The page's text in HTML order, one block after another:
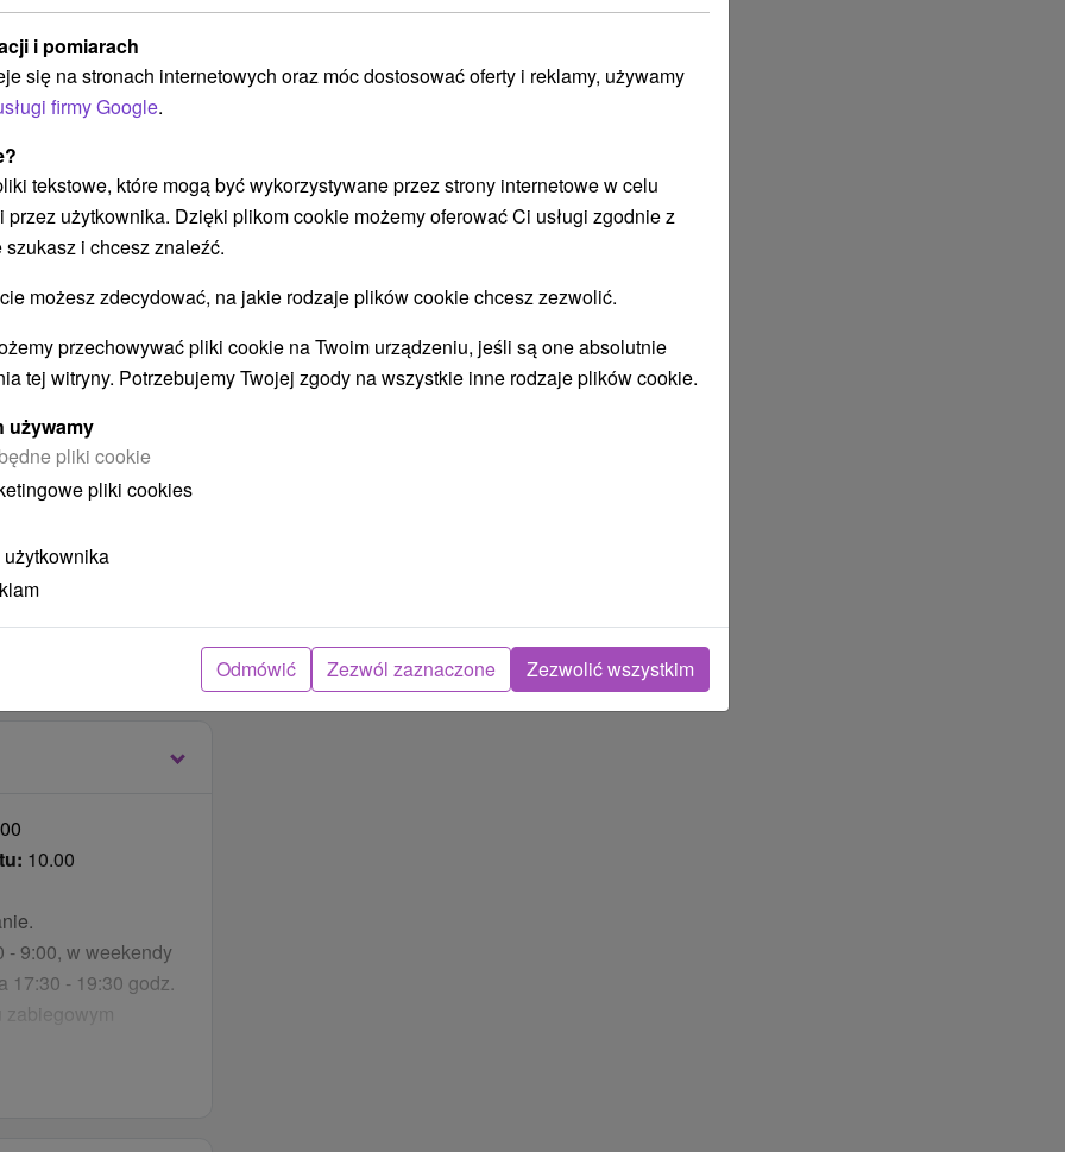
z zabiegami,
do Caracalla Spa
umysłu.
416,54
w rzymskich
i wstępem
wyżywienie, 1
10.00
- 9:00, w weekendy
17:30 - 19:30 godz.
i pomiarach
się na stronach internetowych oraz móc dostosować oferty i reklamy, używamy
firmy Google.
tekstowe, które mogą być wykorzystywane przez strony internetowe w celu
przez użytkownika. Dzięki plikom cookie możemy oferować Ci usługi zgodnie z
i chcesz znaleźć.
możesz zdecydować, na jakie rodzaje plików cookie chcesz zezwolić.
przechowywać pliki cookie na Twoim urządzeniu, jeśli są one absolutnie
tej witryny. Potrzebujemy Twojej zgody na wszystkie inne rodzaje plików cookie.
używamy
pliki cookie
pliki cookies
Odmówić Zezwól zaznaczone Zezwolić wszystkim